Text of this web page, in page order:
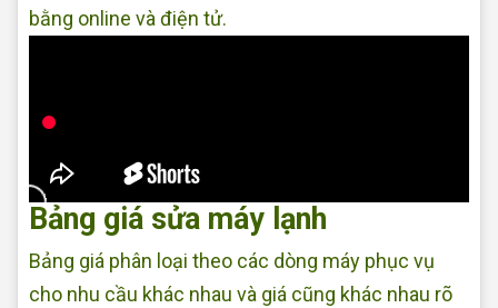
bằng online và điện tử.
Bảng giá sửa máy lạnh
Bảng giá phân loại theo các dòng máy phục vụ
cho nhu cầu khác nhau và giá cũng khác nhau rõ